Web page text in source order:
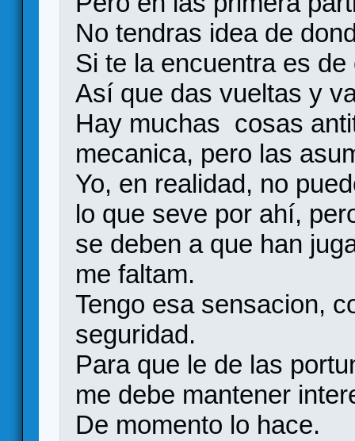
No tendras idea de
Si te la encuentra es
Así que das vueltas y
Hay muchas cosas
mecanica, pero las
Yo, en realidad, no
lo que seve por ahí,
se deben a que han
me faltam.
Tengo esa sensacion,
seguridad.
Para que le de las
me debe mantener
De momento lo hace.